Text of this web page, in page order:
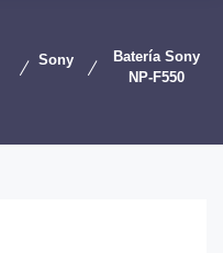
Sony
Batería Sony
NP-F550